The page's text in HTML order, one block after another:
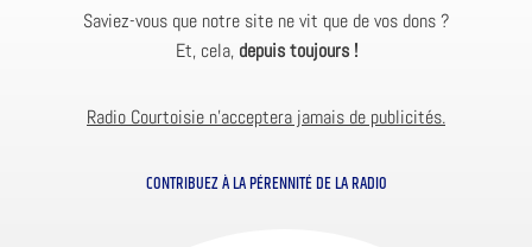
Saviez-vous que notre site ne vit que de vos dons ?
Et, cela, depuis toujours !
Radio Courtoisie n’acceptera jamais de publicités.
CONTRIBUEZ À LA PÉRENNITÉ DE LA RADIO